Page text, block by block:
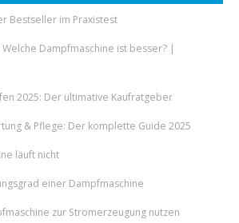
Bestseller im Praxistest
Welche Dampfmaschine ist besser? |
2025: Der ultimative Kaufratgeber
& Pflege: Der komplette Guide 2025
läuft nicht
einer Dampfmaschine
zur Stromerzeugung nutzen